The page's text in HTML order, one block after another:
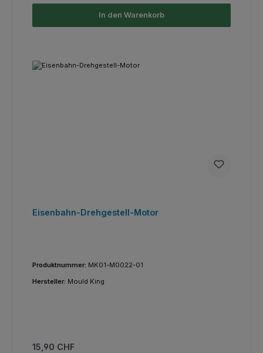
In den Warenkorb
Eisenbahn-Drehgestell-Motor
Produktnummer: MK01-M0022-01
Hersteller: Mould King
Regulärer Preis:
15,90 CHF